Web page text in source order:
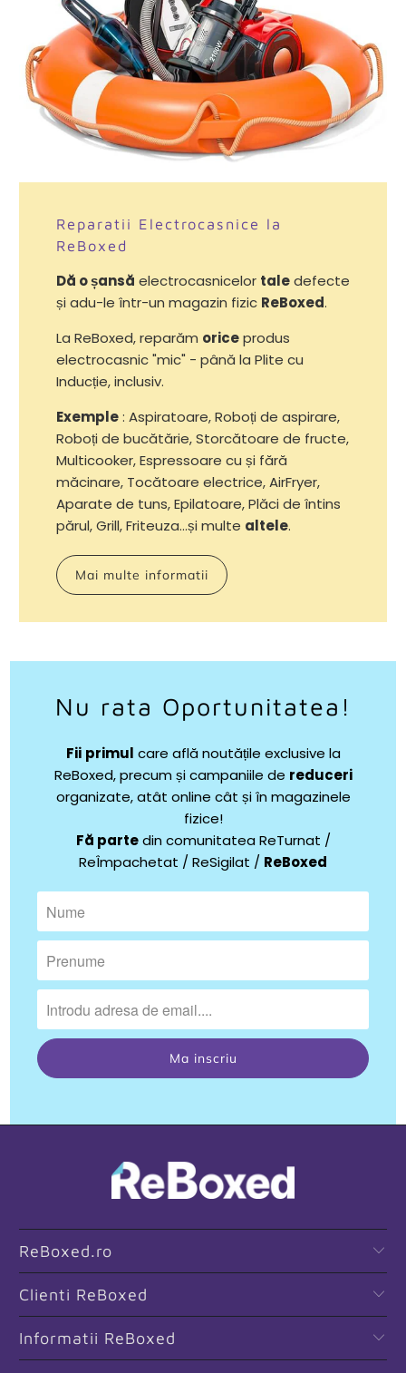
Reparatii Electrocasnice la
ReBoxed
Dă o șansă electrocasnicelor taledefecte
și adu-le într-un magazin fizic ReBoxed.
La ReBoxed, reparăm oriceprodus
electrocasnic "mic" - până la Plite cu
Inducție, inclusiv.
Exemple: Aspiratoare, Roboți de aspirare,
Roboți de bucătărie, Storcătoare de fructe,
Multicooker, Espressoare cu și fără
măcinare, Tocătoare electrice, AirFryer,
Aparate de tuns, Epilatoare, Plăci de întins
părul, Grill, Friteuza...și multe altele.
Mai multe informatii
Nu rata Oportunitatea!
Fii primul care află noutățile exclusive la
ReBoxed, precum și campaniile de reduceri
organizate, atât online cât și în magazinele
fizice!
Fă partedin comunitatea ReTurnat /
ReÎmpachetat / ReSigilat / ReBoxed
ReBoxed.ro
Clienti ReBoxed
Informatii ReBoxed